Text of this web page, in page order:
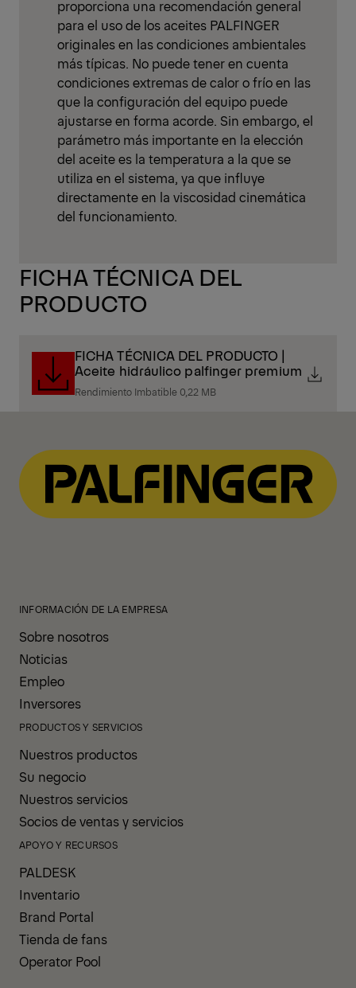
proporciona una recomendación general
para el uso de los aceites PALFINGER
originales en las condiciones ambientales
más típicas. No puede tener en cuenta
condiciones extremas de calor o frío en las
que la configuración del equipo puede
ajustarse en forma acorde. Sin embargo, el
parámetro más importante en la elección
del aceite es la temperatura a la que se
utiliza en el sistema, ya que influye
directamente en la viscosidad cinemática
del funcionamiento.
FICHA TÉCNICA DEL
PRODUCTO
FICHA TÉCNICA DEL PRODUCTO |
Aceite hidráulico palfinger premium
Rendimiento Imbatible 0,22 MB
INFORMACIÓN DE LA EMPRESA
Sobre nosotros
Noticias
Empleo
Inversores
PRODUCTOS Y SERVICIOS
Nuestros productos
Su negocio
Nuestros servicios
Socios de ventas y servicios
APOYO Y RECURSOS
PALDESK
Inventario
Brand Portal
Tienda de fans
Operator Pool